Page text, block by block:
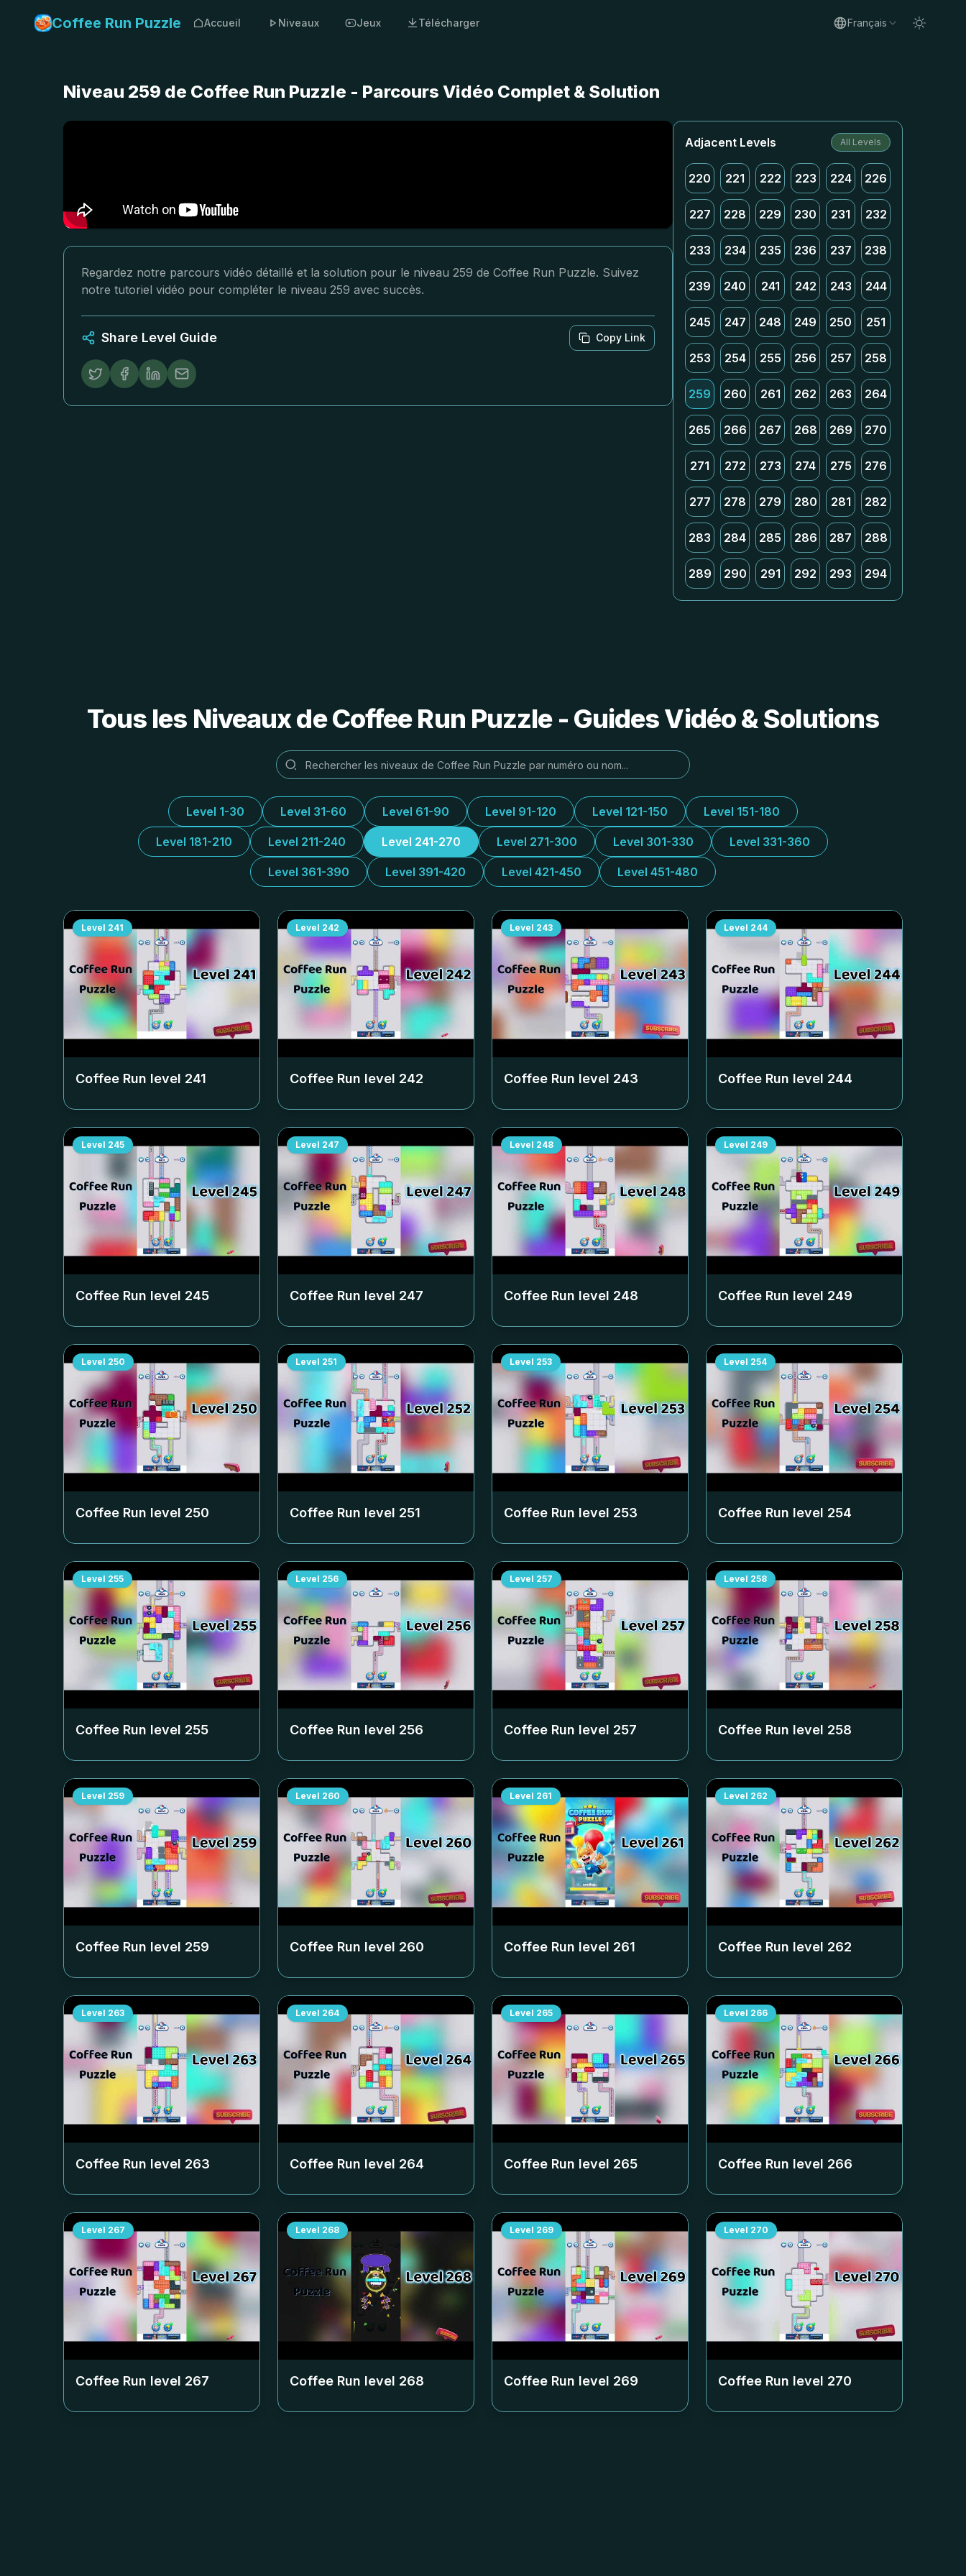
Coffee Run Puzzle Accueil Niveaux Jeux Télécharger Français
Niveau 259 de Coffee Run Puzzle - Parcours Vidéo Complet & Solution
Regardez notre parcours vidéo détaillé et la solution pour le niveau 259 de Coffee Run Puzzle. Suivez
notre tutoriel vidéo pour compléter le niveau 259 avec succès.
Share Level Guide Copy Link
Adjacent Levels All Levels
220 221 222 223 224 226
227 228 229 230 231 232
233 234 235 236 237 238
239 240 241 242 243 244
245 247 248 249 250 251
253 254 255 256 257 258
259 260 261 262 263 264
265 266 267 268 269 270
271 272 273 274 275 276
277 278 279 280 281 282
283 284 285 286 287 288
289 290 291 292 293 294
Tous les Niveaux de Coffee Run Puzzle - Guides Vidéo & Solutions
Level 1-30 Level 31-60 Level 61-90 Level 91-120 Level 121-150 Level 151-180
Level 181-210 Level 211-240 Level 241-270 Level 271-300 Level 301-330 Level 331-360
Level 361-390 Level 391-420 Level 421-450 Level 451-480
Level 241
Coffee Run level 241
Level 242
Coffee Run level 242
Level 243
Coffee Run level 243
Level 244
Coffee Run level 244
Level 245
Coffee Run level 245
Level 247
Coffee Run level 247
Level 248
Coffee Run level 248
Level 249
Coffee Run level 249
Level 250
Coffee Run level 250
Level 251
Coffee Run level 251
Level 253
Coffee Run level 253
Level 254
Coffee Run level 254
Level 255
Coffee Run level 255
Level 256
Coffee Run level 256
Level 257
Coffee Run level 257
Level 258
Coffee Run level 258
Level 259
Coffee Run level 259
Level 260
Coffee Run level 260
Level 261
Coffee Run level 261
Level 262
Coffee Run level 262
Level 263
Coffee Run level 263
Level 264
Coffee Run level 264
Level 265
Coffee Run level 265
Level 266
Coffee Run level 266
Level 267
Coffee Run level 267
Level 268
Coffee Run level 268
Level 269
Coffee Run level 269
Level 270
Coffee Run level 270